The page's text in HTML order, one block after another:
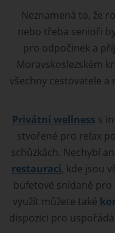
Neznamená to, že
nebo třeba senioři
pro odpočinek a
Moravskoslezském
všechny cestovatele a
Privátní wellness s
stvořené pro relax
schůzkách. Nechybí
restauraci, kde jsou
bufetové snídaně pro
využít můžete také
dispozici pro